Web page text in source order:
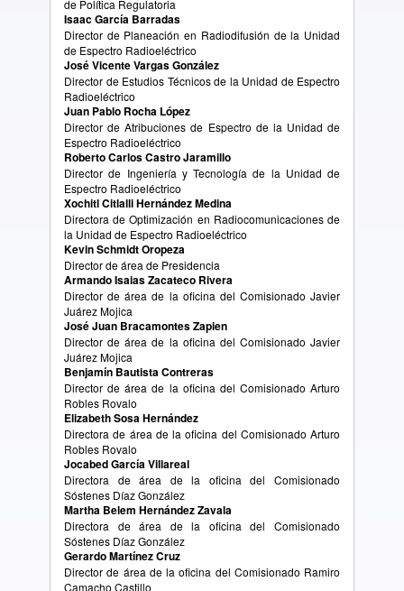
de Política Regulatoria
Isaac García Barradas
Director de Planeación en Radiodifusión de la Unidad
de Espectro Radioeléctrico
José Vicente Vargas González
Director de Estudios Técnicos de la Unidad de Espectro
Radioeléctrico
Juan Pablo Rocha López
Director de Atribuciones de Espectro de la Unidad de
Espectro Radioeléctrico
Roberto Carlos Castro Jaramillo
Director de Ingeniería y Tecnología de la Unidad de
Espectro Radioeléctrico
Xochitl Citlalli Hernández Medina
Directora de Optimización en Radiocomunicaciones de
la Unidad de Espectro Radioeléctrico
Kevin Schmidt Oropeza
Director de área de Presidencia
Armando Isaias Zacateco Rivera
Director de área de la oficina del Comisionado Javier
Juárez Mojica
José Juan Bracamontes Zapien
Director de área de la oficina del Comisionado Javier
Juárez Mojica
Benjamín Bautista Contreras
Director de área de la oficina del Comisionado Arturo
Robles Rovalo
Elizabeth Sosa Hernández
Directora de área de la oficina del Comisionado Arturo
Robles Rovalo
Jocabed García Villareal
Directora de área de la oficina del Comisionado
Sóstenes Díaz González
Martha Belem Hernández Zavala
Directora de área de la oficina del Comisionado
Sóstenes Díaz González
Gerardo Martínez Cruz
Director de área de la oficina del Comisionado Ramiro
Camacho Castillo